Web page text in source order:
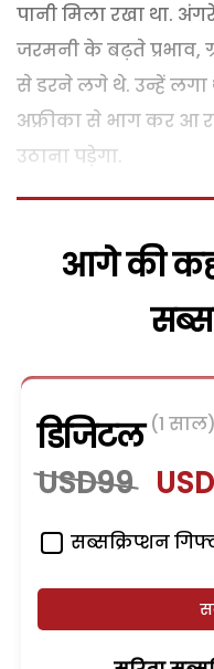
पानी मिला रखा था.
जरमनी के बढ़ते प्रभाव,
से डरने लगे थे. उन्हें लगा
अफ्रीका से भाग कर आ
उठाना पड़ेगा.
आगे की
डिजिटल (1 साल)
USD99
सब्सक्रिप्शन